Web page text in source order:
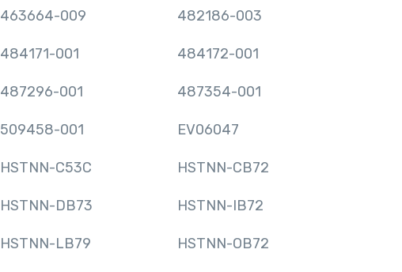
463664-009 482186-003
484171-001 484172-001
487296-001 487354-001
509458-001 EV06047
HSTNN-C53C HSTNN-CB72
HSTNN-DB73 HSTNN-IB72
HSTNN-LB79 HSTNN-OB72